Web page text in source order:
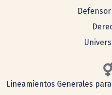
Lineamientos Generales